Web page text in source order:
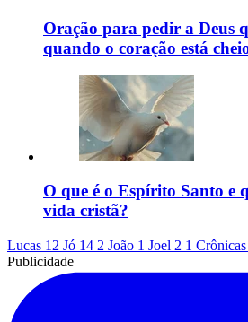
Oração para pedir a Deus
quando o coração está
O que é o Espírito Santo e
vida cristã?
Lucas 12 Jó 14 2 João 1 Joel 2 1 Crônicas
Publicidade